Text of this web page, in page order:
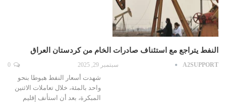
النفط يتراجع مع استئناف صادرات الخام من كردستان العراق
A2SUPPORT سبتمبر 29, 2025
شهدت أسعار النفط هبوطا بنحو
واحد بالمئة، خلال تعاملات الاثنين
المبكرة، بعد أن استأنف إقليم